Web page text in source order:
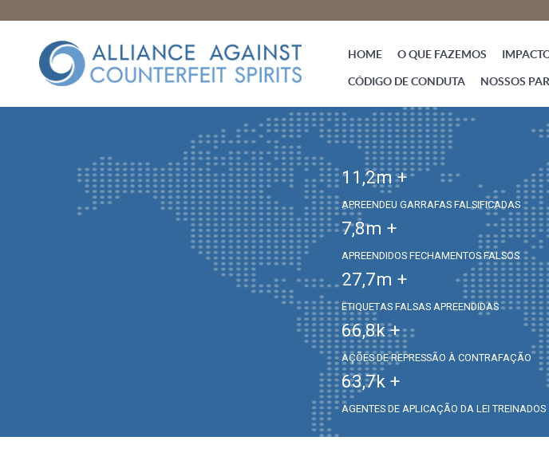
HOME O QUE FAZEMOS
CÓDIGO DE CONDUTA NOSSOS
11,2m +
APREENDEU GARRAFAS FALSIFICADAS
7,8m +
APREENDIDOS FECHAMENTOS FALSOS
27,7m +
ETIQUETAS FALSAS APREENDIDAS
66,8k +
AÇÕES DE REPRESSÃO À CONTRAFAÇÃO
63,7k +
AGENTES DE APLICAÇÃO DA LEI TREINADOS